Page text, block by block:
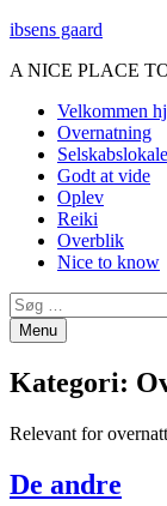
ibsens gaard
A NICE PLACE
Primary
Menu
Velkommen
Overnatning
Selskabslokale
Godt at vide
Oplev
Reiki
Overblik
Nice to know
Search
Søg
efter:
Menu
Kategori:
Relevant for
De andre